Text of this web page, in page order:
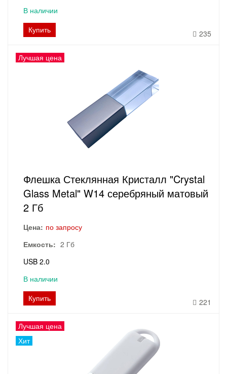
В наличии
Купить
235
Лучшая цена
Флешка Стеклянная Кристалл "Crystal
Glass Metal" W14 серебряный матовый
2 Гб
Цена: по запросу
Емкость: 2 Гб
USB 2.0
В наличии
Купить
221
Лучшая цена
Хит